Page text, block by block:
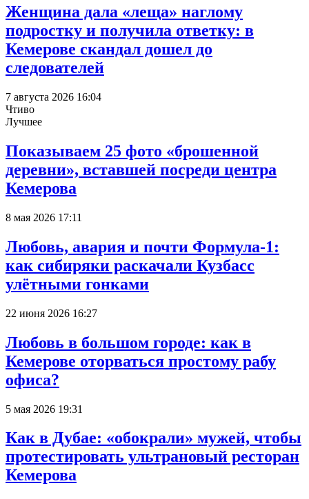
Женщина дала «леща» наглому
подростку и получила ответку: в
Кемерове скандал дошел до
следователей
7 августа 2026 16:04
Чтиво
Лучшее
Показываем 25 фото «брошенной
деревни», вставшей посреди центра
Кемерова
8 мая 2026 17:11
Любовь, авария и почти Формула-1:
как сибиряки раскачали Кузбасс
улётными гонками
22 июня 2026 16:27
Любовь в большом городе: как в
Кемерове оторваться простому рабу
офиса?
5 мая 2026 19:31
Как в Дубае: «обокрали» мужей, чтобы
протестировать ультрановый ресторан
Кемерова